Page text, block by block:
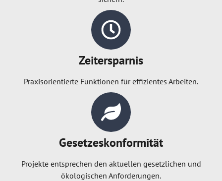
Zeitersparnis
Praxisorientierte Funktionen für effizientes Arbeiten.
Gesetzeskonformität
Projekte entsprechen den aktuellen gesetzlichen und
ökologischen Anforderungen.